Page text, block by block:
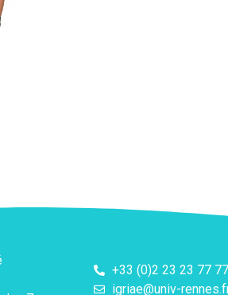
+33 (0)2 23 23 77 77
igriae@univ-